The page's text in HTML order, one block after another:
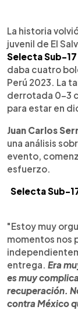
La historia
juvenil de El
Selecta Sub-17
daba cuatro
Perú 2023. La
derrotada 0-3
para estar en
Juan Carlos
una análisis
evento,
esfuerzo.
Selecta Sub-
"Estoy muy
momentos nos
entrega. Era
es muy
recuperación.
contra México